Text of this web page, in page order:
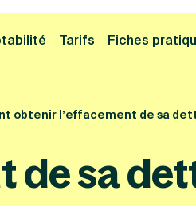
démarche Fermer la bannière
Tarifs Fiches
obtenir l’effacement de sa
de sa